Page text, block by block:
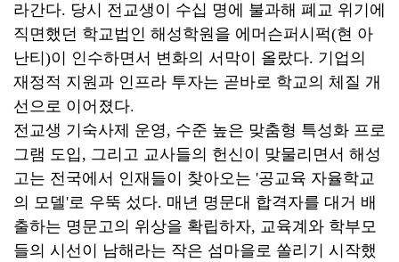
라간다. 당시 전교생이 수십 명에 불과해 폐교 위기에
직면했던 학교법인 해성학원을 에머슨퍼시퍽(현 아
난티)이 인수하면서 변화의 서막이 올랐다. 기업의
재정적 지원과 인프라 투자는 곧바로 학교의 체질 개
선으로 이어졌다.
전교생 기숙사제 운영, 수준 높은 맞춤형 특성화 프로
그램 도입, 그리고 교사들의 헌신이 맞물리면서 해성
고는 전국에서 인재들이 찾아오는 '공교육 자율학교
의 모델'로 우뚝 섰다. 매년 명문대 합격자를 대거 배
출하는 명문고의 위상을 확립하자, 교육계와 학부모
들의 시선이 남해라는 작은 섬마을로 쏠리기 시작했